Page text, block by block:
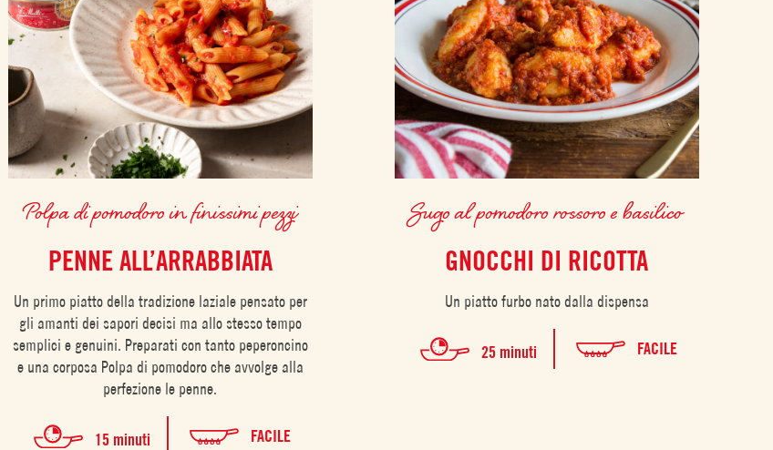
Polpa di pomodoro in finissimi pezzi
PENNE ALL’ARRABBIATA
Un primo piatto della tradizione laziale pensato per
gli amanti dei sapori decisi ma allo stesso tempo
semplici e genuini. Preparati con tanto peperoncino
e una corposa Polpa di pomodoro che avvolge alla
perfezione le penne.
15 minuti FACILE
Sugo al pomodoro rossoro e basilico
GNOCCHI DI RICOTTA
Un piatto furbo nato dalla dispensa
25 minuti FACILE